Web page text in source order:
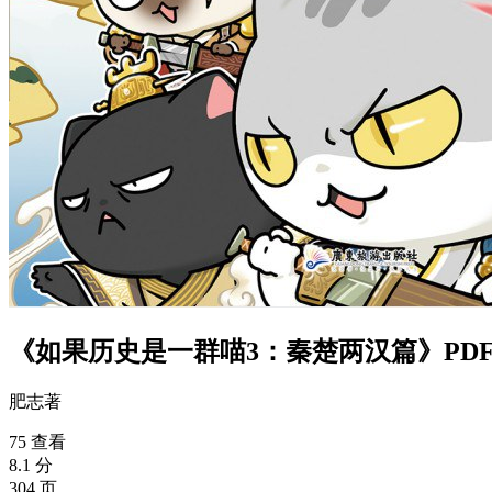
《如果历史是一群喵3：秦楚两汉篇》
肥志著
75 查看
8.1 分
304 页